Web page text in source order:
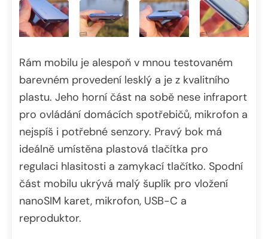
Rám mobilu je alespoň v mnou testovaném
barevném provedení lesklý a je z kvalitního
plastu. Jeho horní část na sobě nese infraport
pro ovládání domácích spotřebičů, mikrofon a
nejspíš i potřebné senzory. Pravý bok má
ideálně umístěna plastová tlačítka pro
regulaci hlasitosti a zamykací tlačítko. Spodní
část mobilu ukrývá malý šuplík pro vložení
nanoSIM karet, mikrofon, USB-C a
reproduktor.